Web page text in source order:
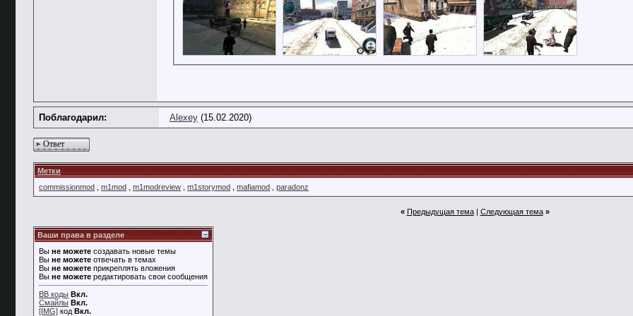
Поблагодарил: Alexey (15.02.2020)
Ответ
Метки
commissionmod
m1mod m1modreview m1storymod mafiamod paradonz
« Предыдущая тема| Следующая тема »
Ваши права в разделе
Вы не можете создавать новые темы
Вы не можете отвечать в темах
Вы не можете прикреплять вложения
Вы не можете редактировать свои сообщения
BB коды Вкл.
Смайлы Вкл.
[IMG] код Вкл.